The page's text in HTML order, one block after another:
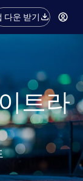
다운 받기
트라